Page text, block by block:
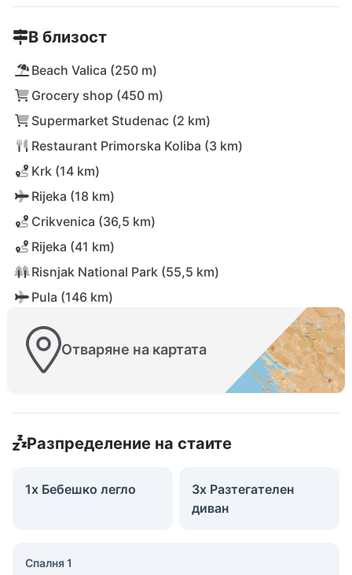
В близост
Beach Valica (250 m)
Grocery shop (450 m)
Supermarket Studenac (2 km)
Restaurant Primorska Koliba (3 km)
Krk (14 km)
Rijeka (18 km)
Crikvenica (36,5 km)
Rijeka (41 km)
Risnjak National Park (55,5 km)
Pula (146 km)
Отваряне на картата
Разпределение на стаите
1x Бебешко легло
3x Разтегателен
диван
Спалня 1